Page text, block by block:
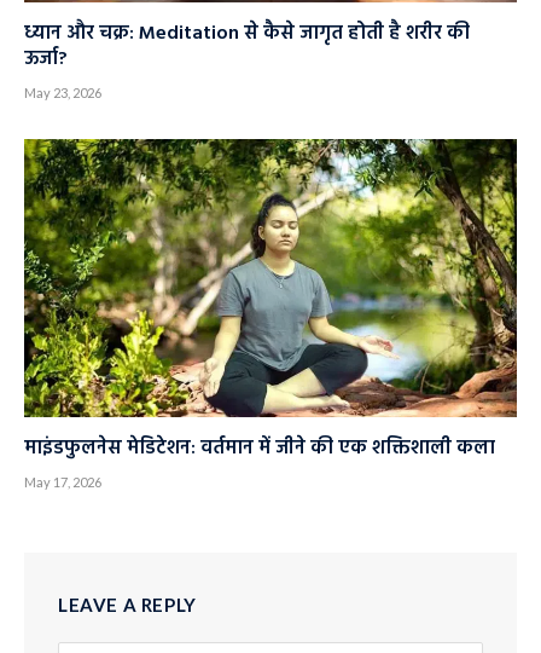
ध्यान और चक्र: Meditation से कैसे जागृत होती है शरीर की
ऊर्जा?
May 23, 2026
माइंडफुलनेस मेडिटेशन: वर्तमान में जीने की एक शक्तिशाली कला
May 17, 2026
LEAVE A REPLY